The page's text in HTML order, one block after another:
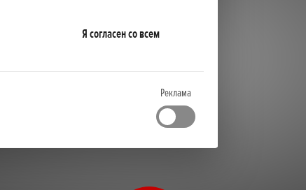
Я согласен со всем
Реклама